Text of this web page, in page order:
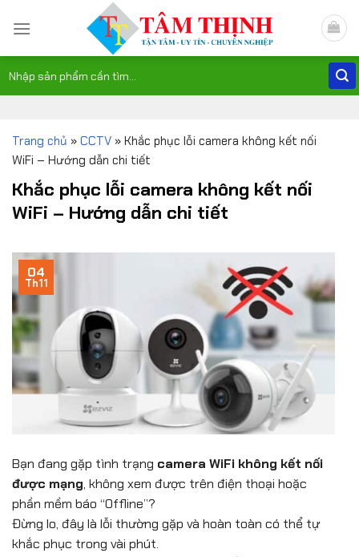
kiếm:
Trang chủ » CCTV » Khắc phục lỗi camera không kết nối
WiFi – Hướng dẫn chi tiết
Khắc phục lỗi camera không kết nối
WiFi – Hướng dẫn chi tiết
04
Th11
Bạn đang gặp tình trạng camera WiFi không kết nối
được mạng, không xem được trên điện thoại hoặc
phần mềm báo “Offline”?
Đừng lo, đây là lỗi thường gặp và hoàn toàn có thể tự
khắc phục trong vài phút.